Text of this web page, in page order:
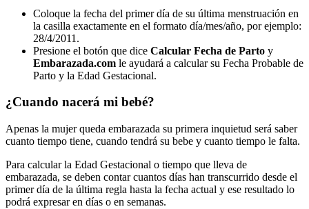
Coloque la fecha del primer día de su última menstruación en
la casilla exactamente en el formato día/mes/año, por ejemplo:
28/4/2011.
Presione el botón que dice Calcular Fecha de Parto y
Embarazada.com le ayudará a calcular su Fecha Probable de
Parto y la Edad Gestacional.
¿Cuando nacerá mi bebé?
Apenas la mujer queda embarazada su primera inquietud será saber
cuanto tiempo tiene, cuando tendrá su bebe y cuanto tiempo le falta.
Para calcular la Edad Gestacional o tiempo que lleva de
embarazada, se deben contar cuantos días han transcurrido desde el
primer día de la última regla hasta la fecha actual y ese resultado lo
podrá expresar en días o en semanas.